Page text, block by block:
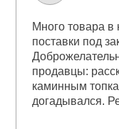
Много товара в
поставки под
продавцы:
каминным
догадывался.